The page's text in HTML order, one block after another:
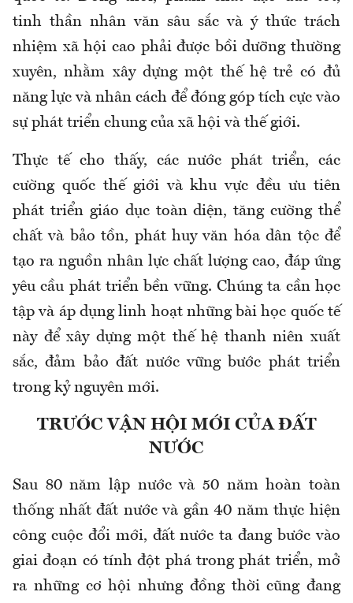
tinh thần nhân văn sâu sắc và ý thức trách
nhiệm xã hội cao phải được bồi dưỡng thường
xuyên, nhằm xây dựng một thế hệ trẻ có đủ
năng lực và nhân cách để đóng góp tích cực vào
sự phát triển chung của xã hội và thế giới.
Thực tế cho thấy, các nước phát triển, các
cường quốc thế giới và khu vực đều ưu tiên
phát triển giáo dục toàn diện, tăng cường thể
chất và bảo tồn, phát huy văn hóa dân tộc để
tạo ra nguồn nhân lực chất lượng cao, đáp ứng
yêu cầu phát triển bền vững. Chúng ta cần học
tập và áp dụng linh hoạt những bài học quốc tế
này để xây dựng một thế hệ thanh niên xuất
sắc, đảm bảo đất nước vững bước phát triển
trong kỷ nguyên mới.
TRƯỚC VẬN HỘI MỚI CỦA ĐẤT
NƯỚC
Sau 80 năm lập nước và 50 năm hoàn toàn
thống nhất đất nước và gần 40 năm thực hiện
công cuộc đổi mới, đất nước ta đang bước vào
giai đoạn có tính đột phá trong phát triển, mở
ra những cơ hội nhưng đồng thời cũng đang